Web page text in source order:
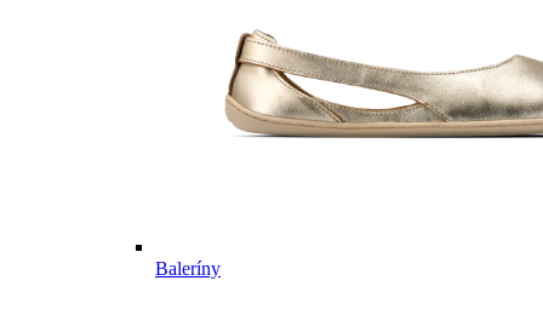
Baleríny